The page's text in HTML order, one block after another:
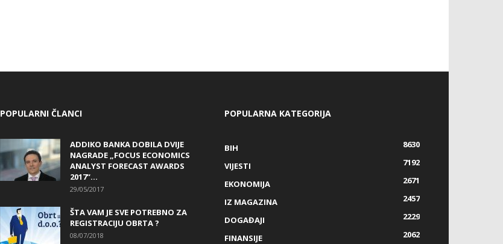
POPULARNI ČLANCI
ADDIKO BANKA DOBILA DVIJE
NAGRADE „FOCUS ECONOMICS
ANALYST FORECAST AWARDS
2017“...
29/05/2017
ŠTA VAM JE SVE POTREBNO ZA
REGISTRACIJU OBRTA ?
08/07/2018
POPULARNA KATEGORIJA
BIH
8630
VIJESTI
7192
EKONOMIJA
2671
IZ MAGAZINA
2457
DOGAĐAJI
2229
FINANSIJE
2062